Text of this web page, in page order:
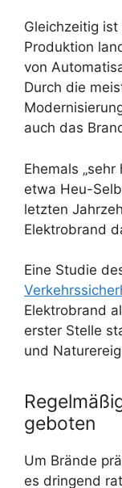
Gleichzeitig
Produktion
von
Durch die
auch das
Ehemals
etwa Heu-
letzten
Elektrobrand
Eine Studie
Elektrobrand
erster Stelle
und
geboten
Um Brände
es dringend